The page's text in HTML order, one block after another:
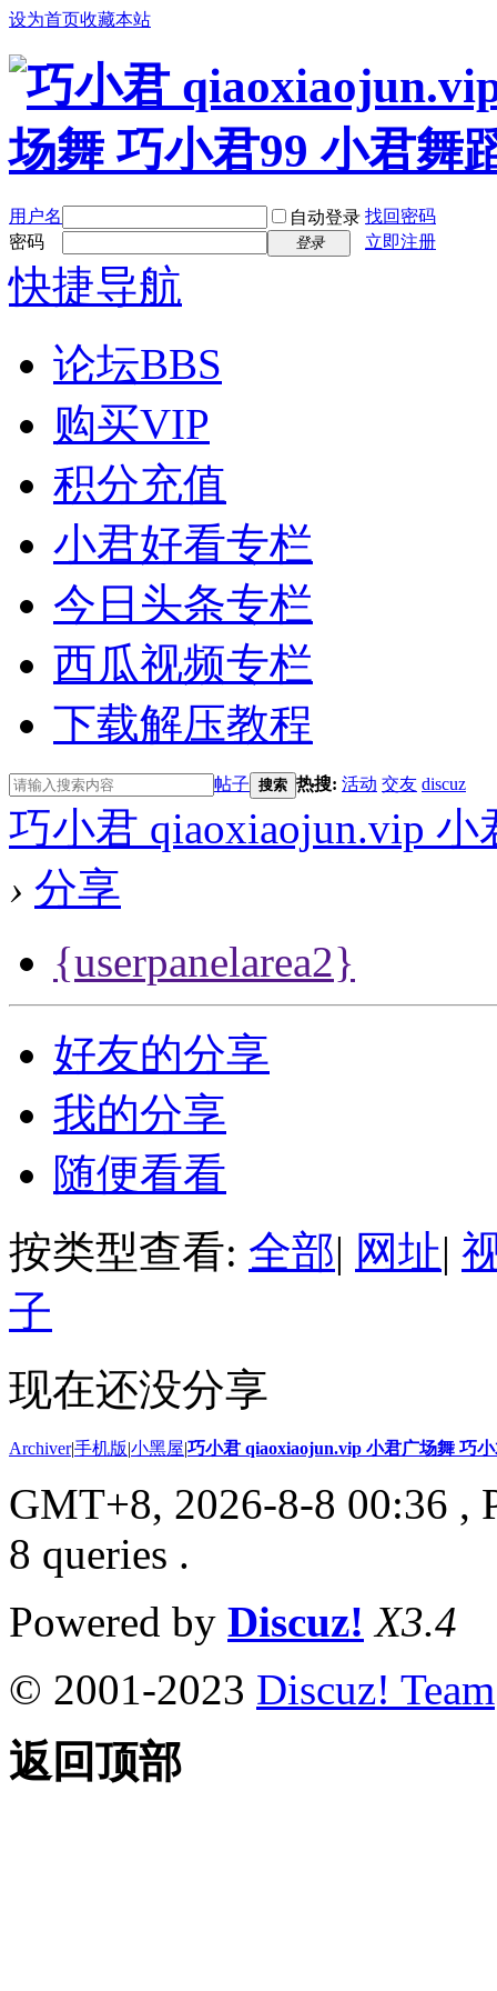
设为首页收藏本站
用户名 自动登录 找回密码
密码
登录 立即注册
快捷导航
论坛BBS
购买VIP
积分充值
小君好看专栏
今日头条专栏
西瓜视频专栏
下载解压教程
帖子 搜索 热搜: 活动 交友 discuz
巧小君 qiaoxiaojun.vip
› 分享
{userpanelarea2}
好友的分享
我的分享
随便看看
按类型查看: 全部| 网址|
子
现在还没分享
Archiver|手机版|小黑屋|巧小君 qiaoxiaojun.vip 小君广场舞 巧
GMT+8, 2026-8-8 00:36 ,
8 queries .
Powered by Discuz! X3.4
© 2001-2023 Discuz! Team
返回顶部